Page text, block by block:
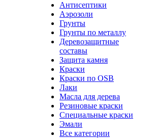
Антисептики
Аэрозоли
Грунты
Грунты по металлу
Деревозащитные
составы
Защита камня
Краски
Краски по OSB
Лаки
Масла для дерева
Резиновые краски
Специальные краски
Эмали
Все категории